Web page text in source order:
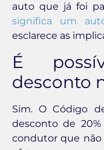
auto que já foi
significa um
esclarece as
É
desconto
Sim. O Código
desconto de
condutor que não